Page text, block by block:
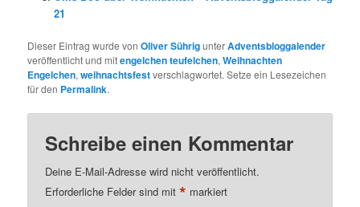
21
Dieser Eintrag wurde vonOliver SührigunterAdventsbloggalender
veröffentlicht und mitengelchen teufelchen,Weihnachten
Engelchen,weihnachtsfestverschlagwortet. Setze ein Lesezeichen
für den Permalink.
Schreibe einen Kommentar
Deine E-Mail-Adresse wird nicht veröffentlicht.
Erforderliche Felder sind mit* markiert